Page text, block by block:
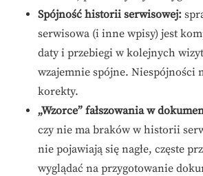
Spójność historii serwisowej:
serwisowa (i inne wpisy) jest
daty i przebiegi w kolejnych
wzajemnie spójne. Niespójności
korekty.
„Wzorce” fałszowania w
czy nie ma braków w historii
nie pojawiają się nagłe, częste
wyglądać na przygotowanie